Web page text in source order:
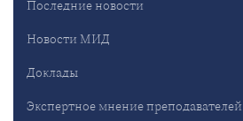
Последние новости
Новости МИД
Доклады
Экспертное мнение преподавателей